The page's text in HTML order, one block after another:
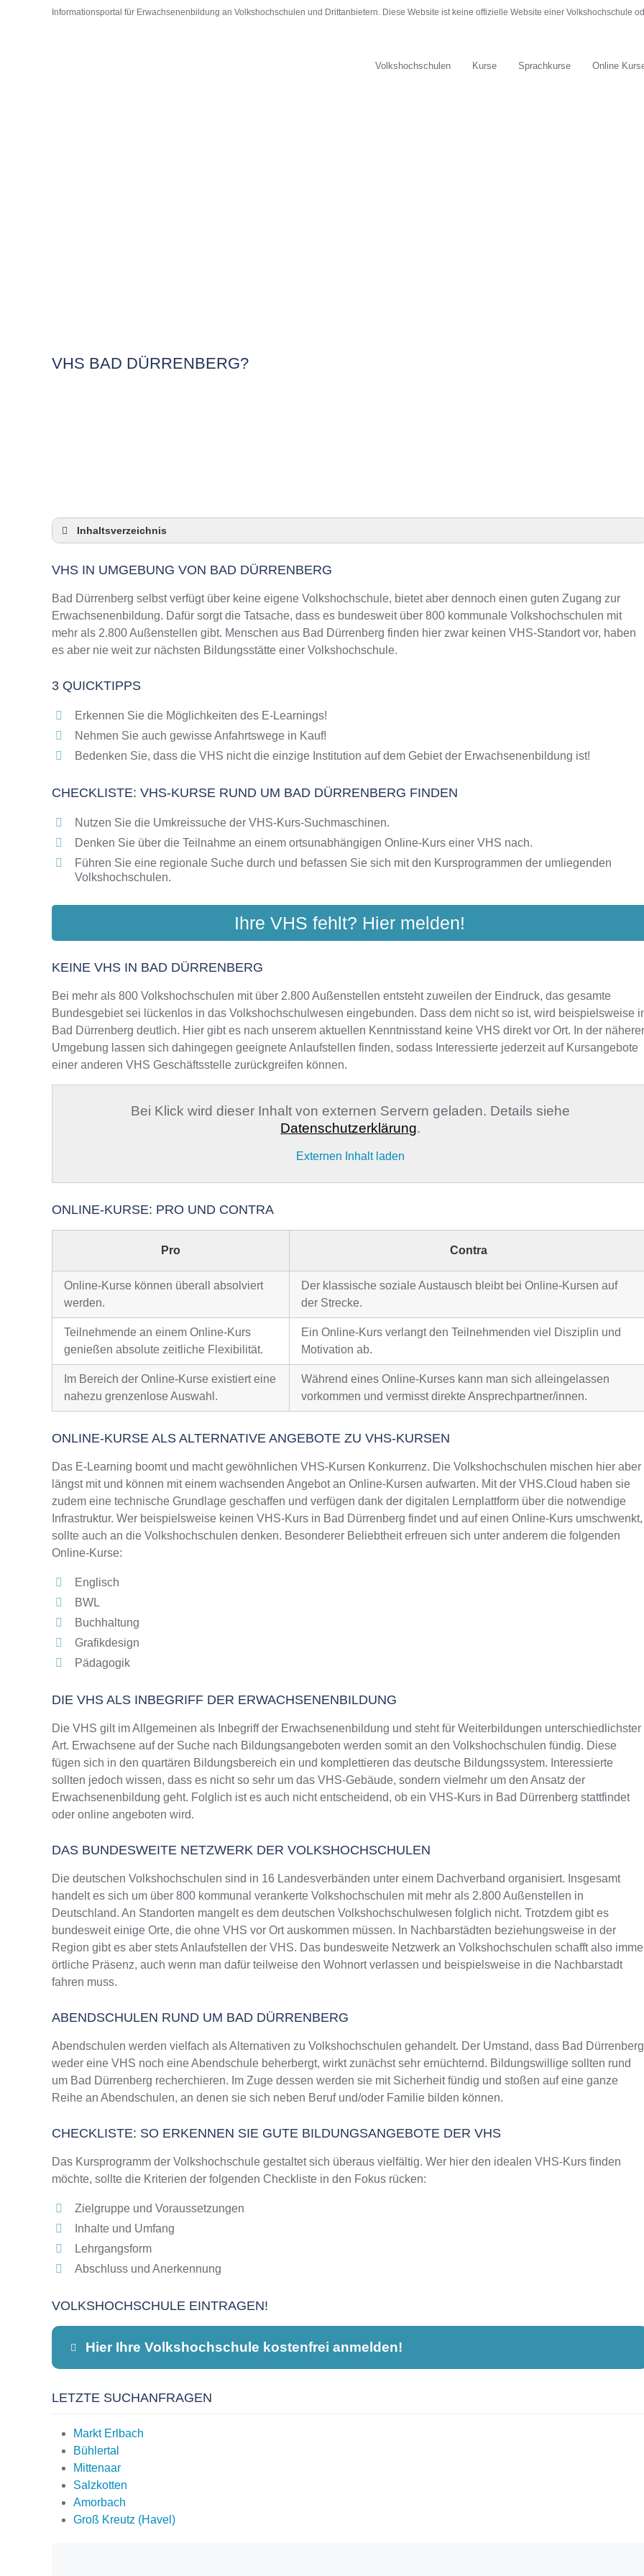
Informationsportal für Erwachsenenbildung an Volkshochschulen und Drittanbietern. Diese Website ist keine offizielle Website einer Volkshochschule
Volkshochschulen Kurse Sprachkurse Online
VHS BAD DÜRRENBERG?
Inhaltsverzeichnis
3 Quicktipps
Checkliste: VHS-Kurse rund um Bad Dürrenberg finden
Keine VHS in Bad Dürrenberg
Online-Kurse: Pro und Contra
Online-Kurse als alternative Angebote zu VHS-Kursen
Das bundesweite Netzwerk der Volkshochschulen
Abendschulen rund um Bad Dürrenberg
Checkliste: So erkennen Sie gute Bildungsangebote der VHS
VHS IN UMGEBUNG VON BAD DÜRRENBERG
Bad Dürrenberg selbst verfügt über keine eigene Volkshochschule, bietet aber dennoch einen guten Zugang zur
Erwachsenenbildung. Dafür sorgt die Tatsache, dass es bundesweit über 800 kommunale Volkshochschulen mit
mehr als 2.800 Außenstellen gibt. Menschen aus Bad Dürrenberg finden hier zwar keinen VHS-Standort vor, haben
es aber nie weit zur nächsten Bildungsstätte einer Volkshochschule.
3 QUICKTIPPS
Erkennen Sie die Möglichkeiten des E-Learnings!
Nehmen Sie auch gewisse Anfahrtswege in Kauf!
Bedenken Sie, dass die VHS nicht die einzige Institution auf dem Gebiet der Erwachsenenbildung ist!
CHECKLISTE: VHS-KURSE RUND UM BAD DÜRRENBERG FINDEN
Nutzen Sie die Umkreissuche der VHS-Kurs-Suchmaschinen.
Denken Sie über die Teilnahme an einem ortsunabhängigen Online-Kurs einer VHS nach.
Führen Sie eine regionale Suche durch und befassen Sie sich mit den Kursprogrammen der umliegenden
Volkshochschulen.
Ihre VHS fehlt? Hier melden!
KEINE VHS IN BAD DÜRRENBERG
Bei mehr als 800 Volkshochschulen mit über 2.800 Außenstellen entsteht zuweilen der Eindruck, das gesamte
Bundesgebiet sei lückenlos in das Volkshochschulwesen eingebunden. Dass dem nicht so ist, wird beispielsweise
Bad Dürrenberg deutlich. Hier gibt es nach unserem aktuellen Kenntnisstand keine VHS direkt vor Ort. In der
Umgebung lassen sich dahingegen geeignete Anlaufstellen finden, sodass Interessierte jederzeit auf Kursangebote
einer anderen VHS Geschäftsstelle zurückgreifen können.
Bei Klick wird dieser Inhalt von externen Servern geladen. Details siehe
Datenschutzerklärung.
Externen Inhalt laden
ONLINE-KURSE: PRO UND CONTRA
Pro Contra
Online-Kurse können überall absolviert
werden.
Der klassische soziale Austausch bleibt bei Online-Kursen auf
der Strecke.
Teilnehmende an einem Online-Kurs
genießen absolute zeitliche Flexibilität.
Ein Online-Kurs verlangt den Teilnehmenden viel Disziplin und
Motivation ab.
Im Bereich der Online-Kurse existiert eine
nahezu grenzenlose Auswahl.
Während eines Online-Kurses kann man sich alleingelassen
vorkommen und vermisst direkte Ansprechpartner/innen.
ONLINE-KURSE ALS ALTERNATIVE ANGEBOTE ZU VHS-KURSEN
Das E-Learning boomt und macht gewöhnlichen VHS-Kursen Konkurrenz. Die Volkshochschulen mischen hier aber
längst mit und können mit einem wachsenden Angebot an Online-Kursen aufwarten. Mit der VHS.Cloud haben sie
zudem eine technische Grundlage geschaffen und verfügen dank der digitalen Lernplattform über die notwendige
Infrastruktur. Wer beispielsweise keinen VHS-Kurs in Bad Dürrenberg findet und auf einen Online-Kurs umschwenkt,
sollte auch an die Volkshochschulen denken. Besonderer Beliebtheit erfreuen sich unter anderem die folgenden
Online-Kurse:
Englisch
BWL
Buchhaltung
Grafikdesign
Pädagogik
DIE VHS ALS INBEGRIFF DER ERWACHSENENBILDUNG
Die VHS gilt im Allgemeinen als Inbegriff der Erwachsenenbildung und steht für Weiterbildungen unterschiedlichster
Art. Erwachsene auf der Suche nach Bildungsangeboten werden somit an den Volkshochschulen fündig. Diese
fügen sich in den quartären Bildungsbereich ein und komplettieren das deutsche Bildungssystem. Interessierte
sollten jedoch wissen, dass es nicht so sehr um das VHS-Gebäude, sondern vielmehr um den Ansatz der
Erwachsenenbildung geht. Folglich ist es auch nicht entscheidend, ob ein VHS-Kurs in Bad Dürrenberg stattfindet
oder online angeboten wird.
DAS BUNDESWEITE NETZWERK DER VOLKSHOCHSCHULEN
Die deutschen Volkshochschulen sind in 16 Landesverbänden unter einem Dachverband organisiert. Insgesamt
handelt es sich um über 800 kommunal verankerte Volkshochschulen mit mehr als 2.800 Außenstellen in
Deutschland. An Standorten mangelt es dem deutschen Volkshochschulwesen folglich nicht. Trotzdem gibt es
bundesweit einige Orte, die ohne VHS vor Ort auskommen müssen. In Nachbarstädten beziehungsweise in der
Region gibt es aber stets Anlaufstellen der VHS. Das bundesweite Netzwerk an Volkshochschulen schafft also
örtliche Präsenz, auch wenn man dafür teilweise den Wohnort verlassen und beispielsweise in die Nachbarstadt
fahren muss.
ABENDSCHULEN RUND UM BAD DÜRRENBERG
Abendschulen werden vielfach als Alternativen zu Volkshochschulen gehandelt. Der Umstand, dass Bad Dürrenberg
weder eine VHS noch eine Abendschule beherbergt, wirkt zunächst sehr ernüchternd. Bildungswillige sollten rund
um Bad Dürrenberg recherchieren. Im Zuge dessen werden sie mit Sicherheit fündig und stoßen auf eine ganze
Reihe an Abendschulen, an denen sie sich neben Beruf und/oder Familie bilden können.
CHECKLISTE: SO ERKENNEN SIE GUTE BILDUNGSANGEBOTE DER VHS
Das Kursprogramm der Volkshochschule gestaltet sich überaus vielfältig. Wer hier den idealen VHS-Kurs finden
möchte, sollte die Kriterien der folgenden Checkliste in den Fokus rücken:
Zielgruppe und Voraussetzungen
Inhalte und Umfang
Lehrgangsform
Abschluss und Anerkennung
VOLKSHOCHSCHULE EINTRAGEN!
Hier Ihre Volkshochschule kostenfrei anmelden!
LETZTE SUCHANFRAGEN
Markt Erlbach
Bühlertal
Mittenaar
Salzkotten
Amorbach
Groß Kreutz (Havel)